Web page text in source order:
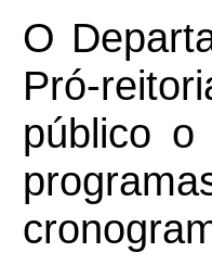
O
Pró-
público o